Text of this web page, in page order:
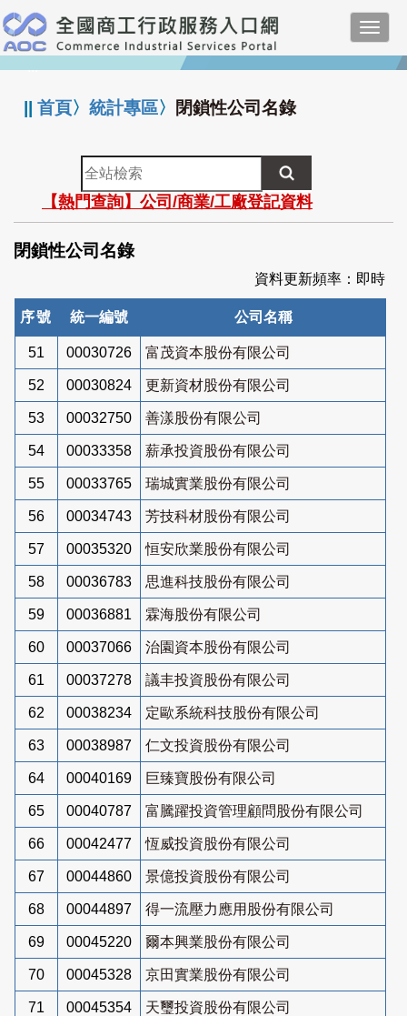
跳
到
主
要
:::
||首頁〉統計專區〉 閉鎖性公司名錄
全
站
檢
索
【熱門查詢】公司/商業/工廠登記資料
閉鎖性公司名錄
資料更新頻率：即時
序號 統一編號 公司名稱
51 00030726 富茂資本股份有限公司
52 00030824 更新資材股份有限公司
53 00032750 善漾股份有限公司
54 00033358 薪承投資股份有限公司
55 00033765 瑞城實業股份有限公司
56 00034743 芳技科材股份有限公司
57 00035320 恒安欣業股份有限公司
58 00036783 思進科技股份有限公司
59 00036881 霖海股份有限公司
60 00037066 治園資本股份有限公司
61 00037278 議丰投資股份有限公司
62 00038234 定歐系統科技股份有限公司
63 00038987 仁文投資股份有限公司
64 00040169 巨臻寶股份有限公司
65 00040787 富騰躍投資管理顧問股份有限公司
66 00042477 恆威投資股份有限公司
67 00044860 景億投資股份有限公司
68 00044897 得一流壓力應用股份有限公司
69 00045220 爾本興業股份有限公司
70 00045328 京田實業股份有限公司
71 00045354 天璽投資股份有限公司